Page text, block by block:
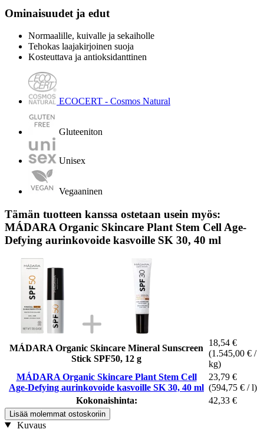
Ominaisuudet ja edut
Normaalille, kuivalle ja sekaiholle
Tehokas laajakirjoinen suoja
Kosteuttava ja antioksidanttinen
ECOCERT - Cosmos Natural
Gluteeniton
Unisex
Vegaaninen
Tämän tuotteen kanssa ostetaan usein myös:
MÁDARA Organic Skincare Plant Stem Cell Age-
Defying aurinkovoide kasvoille SK 30, 40 ml
MÁDARA Organic Skincare Mineral Sunscreen
Stick SPF50, 12 g
18,54 €
(1.545,00 € /
kg)
MÁDARA Organic Skincare Plant Stem Cell
Age-Defying aurinkovoide kasvoille SK 30, 40 ml
23,79 €
(594,75 € / l)
Kokonaishinta:
42,33 €
Lisää molemmat ostoskoriin
Kuvaus